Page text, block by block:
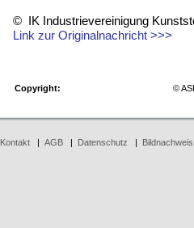
© IK Industrievereinigung
Link zur Originalnachricht >>>
Copyright: ©
Kontakt| AGB| Datenschutz | Bildnachweis